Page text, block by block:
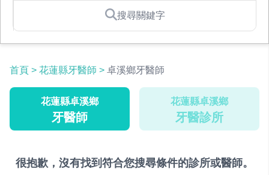
搜尋關鍵字
首頁 > 花蓮縣牙醫師 > 卓溪鄉牙醫師
花蓮縣卓溪鄉
牙醫師
花蓮縣卓溪鄉
牙醫診所
很抱歉，沒有找到符合您搜尋條件的診所或醫師。